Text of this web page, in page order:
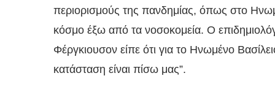
περιορισμούς της πανδημίας, όπως στο
κόσμο έξω από τα νοσοκομεία. Ο
Φέργκιουσον είπε ότι για το Ηνωμένο
κατάσταση είναι πίσω μας”.